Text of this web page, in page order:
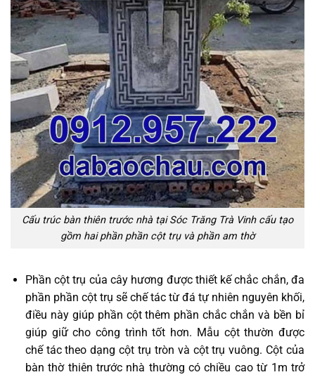
Cấu trúc bàn thiên trước nhà tại Sóc Trăng Trà Vinh cấu tạo
gồm hai phần phần cột trụ và phần am thờ
Phần cột trụ của cây hương được thiết kế chắc chắn, đa
phần phần cột trụ sẽ chế tác từ đá tự nhiên nguyên khối,
điều này giúp phần cột thêm phần chắc chắn và bền bỉ
giúp giữ cho công trình tốt hơn. Mẫu cột thườn được
chế tác theo dạng cột trụ tròn và cột trụ vuông. Cột của
bàn thờ thiên trước nhà thường có chiều cao từ 1m trở